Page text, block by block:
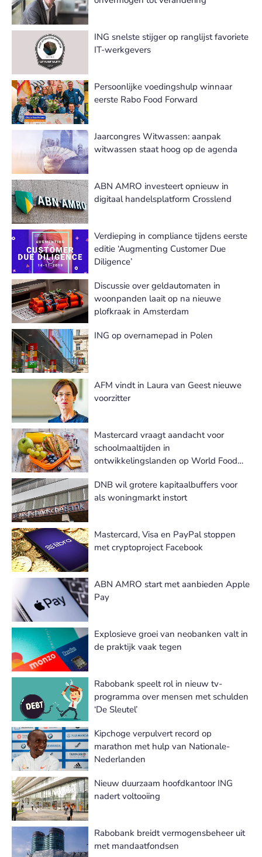
ING snelste stijger op ranglijst favoriete
IT-werkgevers
Persoonlijke voedingshulp winnaar
eerste Rabo Food Forward
Jaarcongres Witwassen: aanpak
witwassen staat hoog op de agenda
ABN AMRO investeert opnieuw in
digitaal handelsplatform Crosslend
Verdieping in compliance tijdens eerste
editie ‘Augmenting Customer Due
Diligence’
Discussie over geldautomaten in
woonpanden laait op na nieuwe
plofkraak in Amsterdam
ING op overnamepad in Polen
AFM vindt in Laura van Geest nieuwe
voorzitter
Mastercard vraagt aandacht voor
schoolmaaltijden in
ontwikkelingslanden op World Food
DNB wil grotere kapitaalbuffers voor
als woningmarkt instort
Mastercard, Visa en PayPal stoppen
met cryptoproject Facebook
ABN AMRO start met aanbieden Apple
Pay
Explosieve groei van neobanken valt in
de praktijk vaak tegen
Rabobank speelt rol in nieuw tv-
programma over mensen met schulden
‘De Sleutel’
Kipchoge verpulvert record op
marathon met hulp van Nationale-
Nederlanden
Nieuw duurzaam hoofdkantoor ING
nadert voltooiing
Rabobank breidt vermogensbeheer uit
met mandaatfondsen